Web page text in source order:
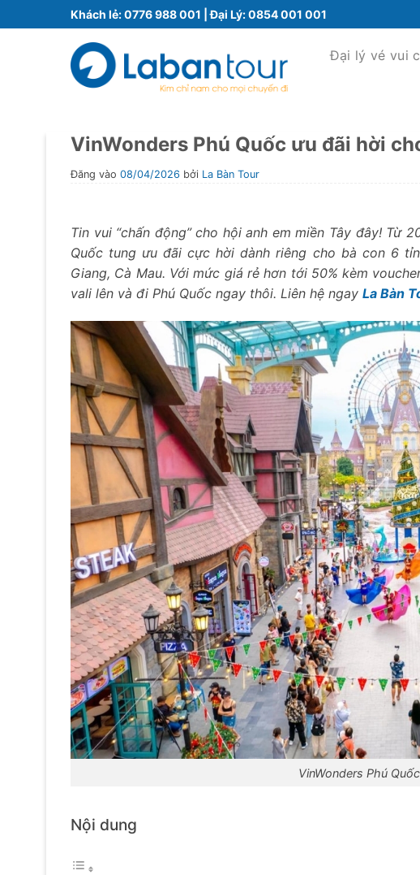
qua
Khách lẻ:0776 988 001 | Đại Lý:0854 001 001
Đại lý vé vui
VinWonders Phú Quốc ưu đãi hời
Đăng vào 08/04/2026 bởi La Bàn Tour
Tin vui “chấn động” cho hội anh em miền Tây đây! Từ
Quốc tung ưu đãi cực hời dành riêng cho bà con 6
Giang, Cà Mau. Với mức giá rẻ hơn tới 50% kèm
vali lên và đi Phú Quốc ngay thôi. Liên hệ ngay La Bàn
VinWonders Phú
Nội dung